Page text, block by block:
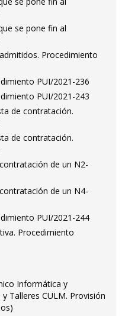
se pone fin al
Procedimiento
PUI/2021-236
PUI/2021-243
de contratación.
de contratación.
de un N2-
de un N4-
PUI/2021-244
Procedimiento
Informática y
Talleres CULM. Provisión